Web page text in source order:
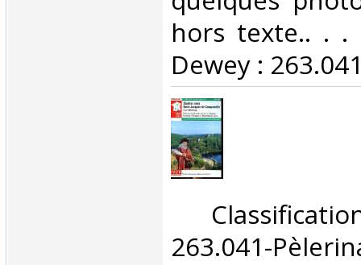
hors texte.. . .
Dewey :
263.041-